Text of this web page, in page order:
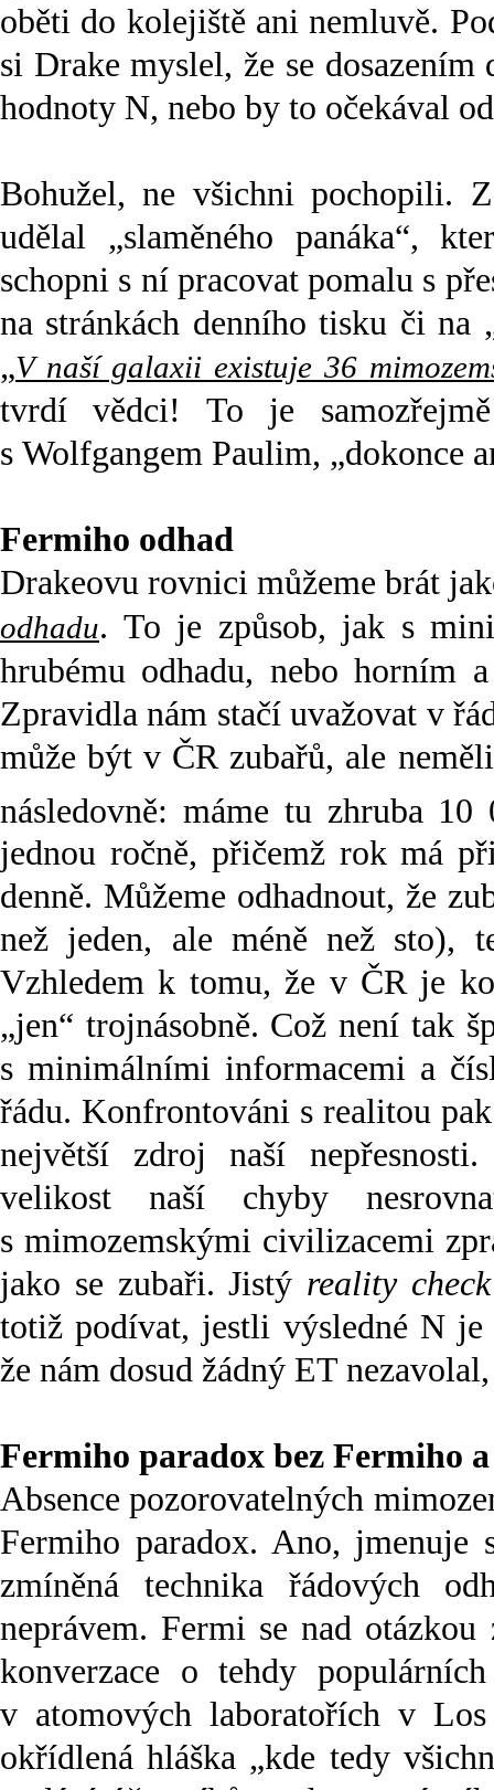
oběti do kolejiště ani nemluvě.
si Drake myslel, že se
hodnoty N, nebo by to očekával
Bohužel, ne všichni pochopili.
udělal „slaměného panáka“,
schopni s ní pracovat pomalu s
na stránkách denního tisku či na
„V naší galaxii existuje 36
tvrdí vědci! To je
s Wolfgangem Paulim, „dokonce
Fermiho odhad
Drakeovu rovnici můžeme brát
odhadu. To je způsob, jak s
hrubému odhadu, nebo horním
Zpravidla nám stačí uvažovat v
může být v ČR zubařů, ale
následovně: máme tu zhruba
jednou ročně, přičemž rok má
denně. Můžeme odhadnout, že
než jeden, ale méně než sto),
Vzhledem k tomu, že v ČR je
„jen“ trojnásobně. Což není tak
s minimálními informacemi a
řádu. Konfrontováni s realitou
největší zdroj naší
velikost naší chyby
s mimozemskými civilizacemi
jako se zubaři. Jistý reality check
totiž podívat, jestli výsledné N
že nám dosud žádný ET
Fermiho paradox bez Fermiho
Absence pozorovatelných
Fermiho paradox. Ano,
zmíněná technika řádových
neprávem. Fermi se nad otázkou
konverzace o tehdy
v atomových laboratořích v
okřídlená hláška „kde tedy